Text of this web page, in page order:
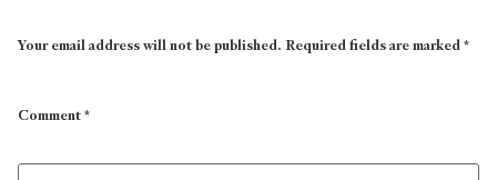
Your email address will not be published.Required fields are marked*
Comment*